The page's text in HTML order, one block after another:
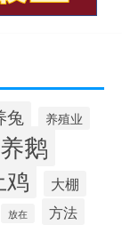
兔 养殖业
养鹅
鸡 大棚
放在
方法